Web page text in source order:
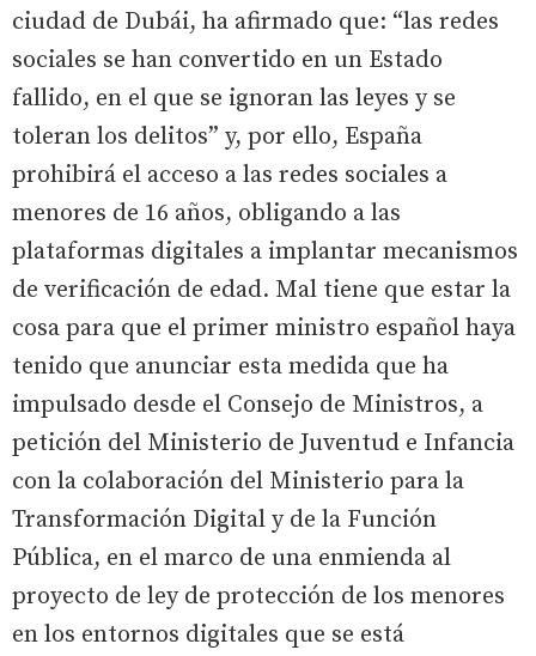
ciudad de Dubái, ha afirmado que: “las redes
sociales se han convertido en un Estado
fallido, en el que se ignoran las leyes y se
toleran los delitos” y, por ello, España
prohibirá el acceso a las redes sociales a
menores de 16 años, obligando a las
plataformas digitales a implantar mecanismos
de verificación de edad. Mal tiene que estar la
cosa para que el primer ministro español haya
tenido que anunciar esta medida que ha
impulsado desde el Consejo de Ministros, a
petición del Ministerio de Juventud e Infancia
con la colaboración del Ministerio para la
Transformación Digital y de la Función
Pública, en el marco de una enmienda al
proyecto de ley de protección de los menores
en los entornos digitales que se está